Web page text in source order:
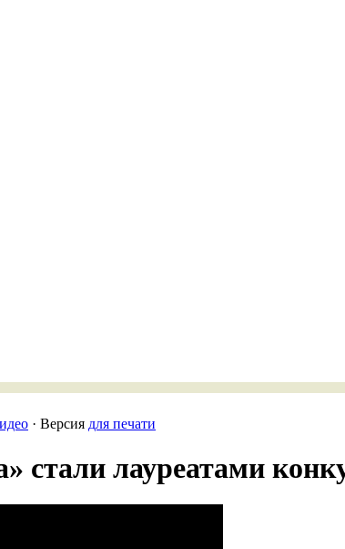
· Версия для печати
стали лауреатами